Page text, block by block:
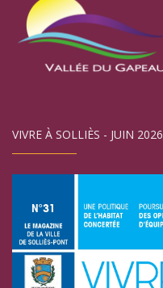
VIVRE À SOLLIÈS - JUIN 2026